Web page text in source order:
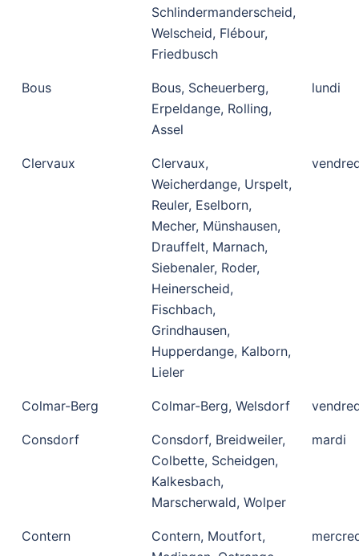
Schlindermanderscheid,
Welscheid, Flébour,
Friedbusch
Bous
Bous, Scheuerberg,
Erpeldange, Rolling,
Assel
lundi
Clervaux
Clervaux,
Weicherdange, Urspelt,
Reuler, Eselborn,
Mecher, Münshausen,
Drauffelt, Marnach,
Siebenaler, Roder,
Heinerscheid,
Fischbach,
Grindhausen,
Hupperdange, Kalborn,
Lieler
Colmar-Berg Colmar-Berg, Welsdorf
Consdorf
Consdorf, Breidweiler,
Colbette, Scheidgen,
Kalkesbach,
Marscherwald, Wolper
mardi
Contern
Contern, Moutfort,